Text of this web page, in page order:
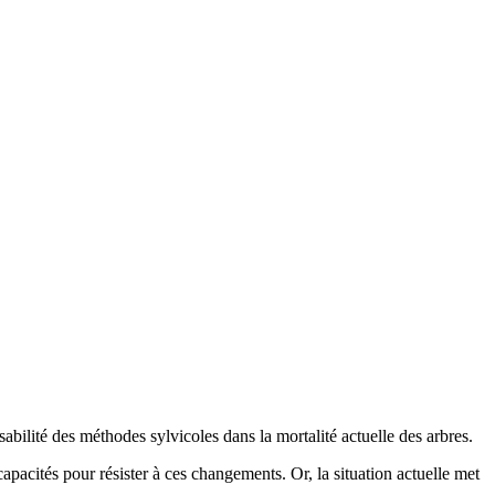
des méthodes sylvicoles dans la mortalité actuelle des arbres.
pour résister à ces changements. Or, la situation actuelle met